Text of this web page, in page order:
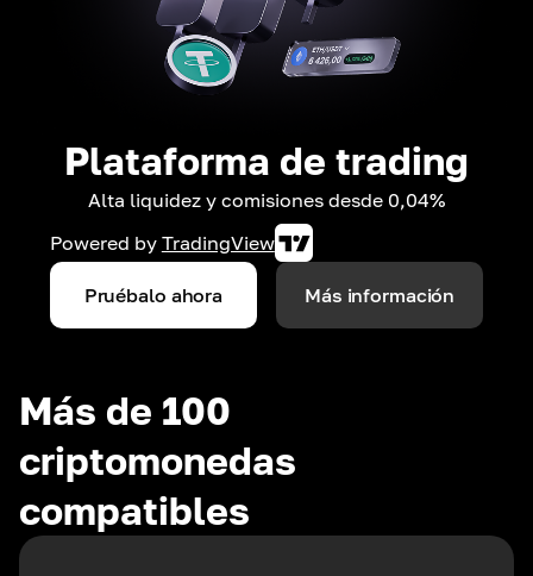
Plataforma de trading
Alta liquidez y comisiones desde 0,04%
Powered by TradingView
Pruébalo ahora Más información
Más de 100
criptomonedas
compatibles